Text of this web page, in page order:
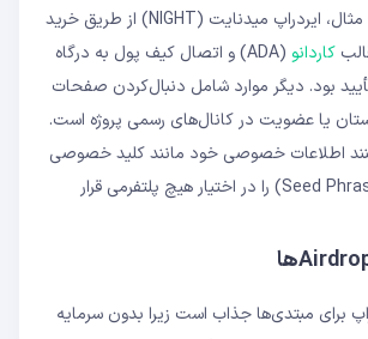
فعال می‌شوند. برای مثال، ایردراپ میدنایت (NIGHT) از طریق خرید
کاردانو
(ADA) و اتصال کیف پول به درگاه
بود. دیگر موارد شامل دنبال‌کردن صفحات
یا عضویت در کانال‌های رسمی پروژه است.
اطلاعات خصوصی خود مانند کلید خصوصی
یا عبارت بازیابی (Seed Phrase) را در اختیار هیچ پلتفرمی قرار
برای مبتدی‌ها جذاب است زیرا بدون سرمایه